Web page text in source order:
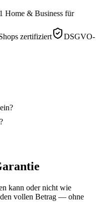
Home & Business für
zertifiziert
DSGVO-
kann oder nicht wie
vollen Betrag — ohne